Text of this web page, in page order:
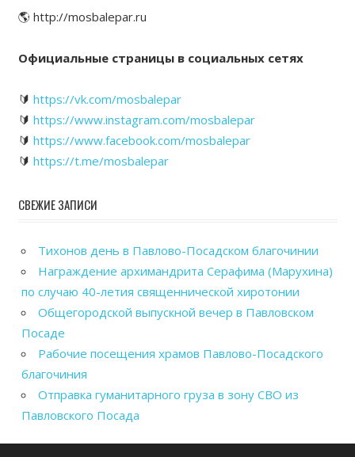
🌎 http://mosbalepar.ru
Официальные страницы в социальных сетях
🔰 https://vk.com/mosbalepar
🔰 https://www.instagram.com/mosbalepar
🔰 https://www.facebook.com/mosbalepar
🔰 https://t.me/mosbalepar
СВЕЖИЕ ЗАПИСИ
Тихонов день в Павлово-Посадском благочинии
Награждение архимандрита Серафима (Марухина)
по случаю 40-летия священнической хиротонии
Общегородской выпускной вечер в Павловском
Посаде
Рабочие посещения храмов Павлово-Посадского
благочиния
Отправка гуманитарного груза в зону СВО из
Павловского Посада